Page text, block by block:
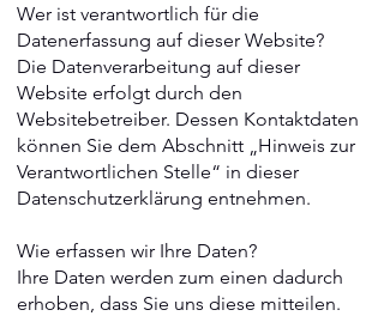
Wer ist verantwortlich für die
Datenerfassung auf dieser Website?
Die Datenverarbeitung auf dieser
Website erfolgt durch den
Websitebetreiber. Dessen Kontaktdaten
können Sie dem Abschnitt „Hinweis zur
Verantwortlichen Stelle“ in dieser
Datenschutzerklärung entnehmen.
Wie erfassen wir Ihre Daten?
Ihre Daten werden zum einen dadurch
erhoben, dass Sie uns diese mitteilen.